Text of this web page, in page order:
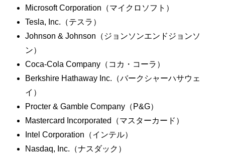
Microsoft Corporation（マイクロソフト）
Tesla, Inc.（テスラ）
Johnson & Johnson（ジョンソンエンドジョンソ
ン）
Coca-Cola Company（コカ・コーラ）
Berkshire Hathaway Inc.（バークシャーハサウェ
イ）
Procter & Gamble Company（P&G）
Mastercard Incorporated（マスターカード）
Intel Corporation（インテル）
Nasdaq, Inc.（ナスダック）